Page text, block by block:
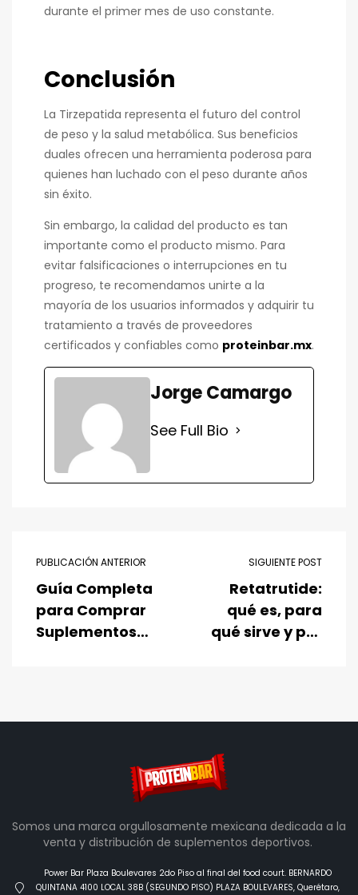
durante el primer mes de uso constante.
Conclusión
La Tirzepatida representa el futuro del control
de peso y la salud metabólica. Sus beneficios
duales ofrecen una herramienta poderosa para
quienes han luchado con el peso durante años
sin éxito.
Sin embargo, la calidad del producto es tan
importante como el producto mismo. Para
evitar falsificaciones o interrupciones en tu
progreso, te recomendamos unirte a la
mayoría de los usuarios informados y adquirir tu
tratamiento a través de proveedores
certificados y confiables como proteinbar.mx.
Jorge Camargo
See Full Bio
PUBLICACIÓN ANTERIOR
Guía Completa
para Comprar
Suplementos
entrenamientos
SIGUIENTE POST
Retatrutide:
qué es, para
qué sirve y por
peso en 2026
Somos una marca orgullosamente mexicana dedicada a la
venta y distribución de suplementos deportivos.
Power Bar Plaza Boulevares 2do Piso al final del food court. BERNARDO
QUINTANA 4100 LOCAL 38B (SEGUNDO PISO) PLAZA BOULEVARES, Querétaro,